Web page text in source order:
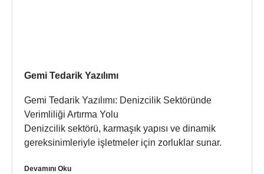
Gemi Tedarik Yazılımı
Gemi Tedarik Yazılımı: Denizcilik Sektöründe
Verimliliği Artırma Yolu
Denizcilik sektörü, karmaşık yapısı ve dinamik
gereksinimleriyle işletmeler için zorluklar sunar.
Devamını Oku